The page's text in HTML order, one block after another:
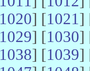
1020] [1021]
1029] [1030]
1038] [1039]